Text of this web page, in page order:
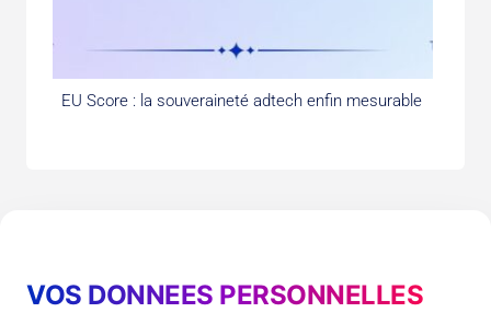
VOS DONNEES PERSONNELLES
EU Score : la souveraineté adtech enfin mesurable